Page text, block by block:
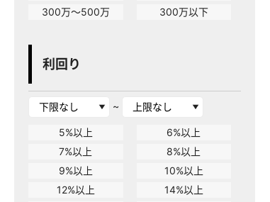
300万～500万
300万以下
利回り
~
5%以上
6%以上
7%以上
8%以上
9%以上
10%以上
12%以上
14%以上